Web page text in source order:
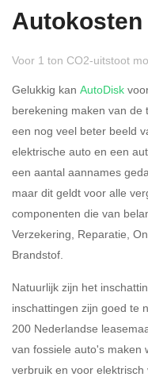
Rijdt u meer dan
kilometer
37,07%
Voor 1 ton CO2-uitstoot
Gelukkig kan AutoDisk
berekening maken van
een nog veel beter beeld
elektrische auto en een
een aantal aannames
maar dit geldt voor alle
componenten die van
Verzekering, Reparatie,
Brandstof.
Natuurlijk zijn het
inschattingen zijn goed te
200 Nederlandse
van fossiele auto's maken
verbruik en voor